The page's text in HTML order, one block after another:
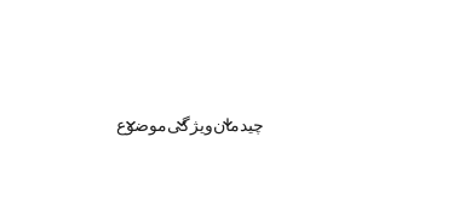
چیدمانویژگیموضوع